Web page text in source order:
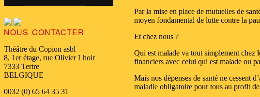
NOUS CONTACTER
Théâtre du Copion asbl
8, 1er étage, rue Olivier Lhoir
7333 Tertre
BELGIQUE
0032 (0) 65 64 35 31
Par la mise en place de mutuelles de
moyen fondamental de lutte contre la
Et chez nous ?
Qui est malade va tout simplement chez
financiers avec celui qui est malade ou
Mais nos dépenses de santé ne cessent
maladie obligatoire pour tous au profit